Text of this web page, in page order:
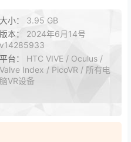
大小： 3.95 GB
版本： 2024年6月14号
v14285933
平台： HTC VIVE / Oculus /
Valve Index / PicoVR / 所有电
脑VR设备